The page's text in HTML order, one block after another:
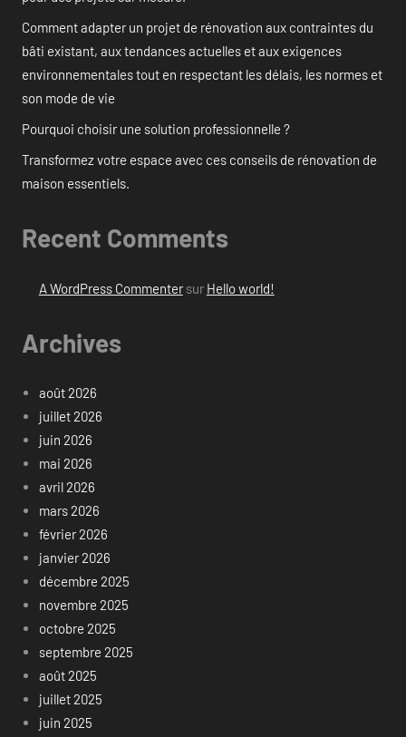
Comment adapter un projet de rénovation aux contraintes du
bâti existant, aux tendances actuelles et aux exigences
environnementales tout en respectant les délais, les normes et
son mode de vie
Pourquoi choisir une solution professionnelle ?
Transformez votre espace avec ces conseils de rénovation de
maison essentiels.
Recent Comments
A WordPress Commentersur Hello world!
Archives
août 2026
juillet 2026
juin 2026
mai 2026
avril 2026
mars 2026
février 2026
janvier 2026
décembre 2025
novembre 2025
octobre 2025
septembre 2025
août 2025
juillet 2025
juin 2025